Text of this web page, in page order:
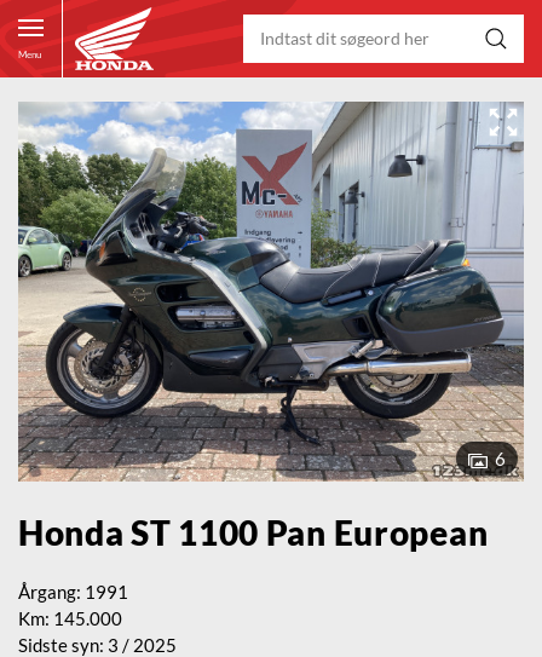
Menu
6
Honda ST 1100 Pan European
Årgang: 1991
Km: 145.000
Sidste syn: 3 / 2025